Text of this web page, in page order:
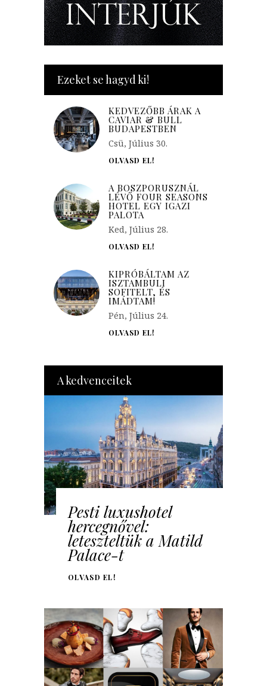
Ezeket se hagyd ki!
KEDVEZŐBB ÁRAK A
CAVIAR & BULL
BUDAPESTBEN
Csü, Július 30.
OLVASD EL!
A BOSZPORUSZNÁL
LÉVŐ FOUR SEASONS
HOTEL EGY IGAZI
PALOTA
Ked, Július 28.
OLVASD EL!
KIPRÓBÁLTAM AZ
ISZTAMBULI
SOFITELT, ÉS
IMÁDTAM!
Pén, Július 24.
OLVASD EL!
A kedvenceitek
Pesti luxushotel
hercegnővel:
leteszteltük a Matild
Palace-t
OLVASD EL!